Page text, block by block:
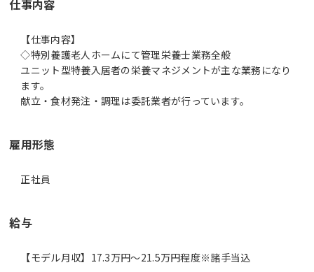
仕事内容
【仕事内容】
◇特別養護老人ホームにて管理栄養士業務全般
ユニット型特養入居者の栄養マネジメントが主な業務になり
ます。
雇用形態
正社員
給与
【モデル月収】17.3万円〜21.5万円程度※諸手当込